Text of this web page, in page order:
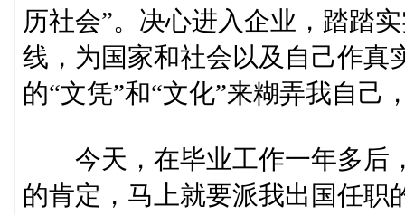
历社会”。决心进入企业，踏踏
线，为国家和社会以及自己作真
的“文凭”和“文化”来糊弄我自己
今天，在毕业工作一年多后
的肯定，马上就要派我出国任职